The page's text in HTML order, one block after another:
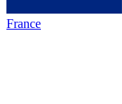
France